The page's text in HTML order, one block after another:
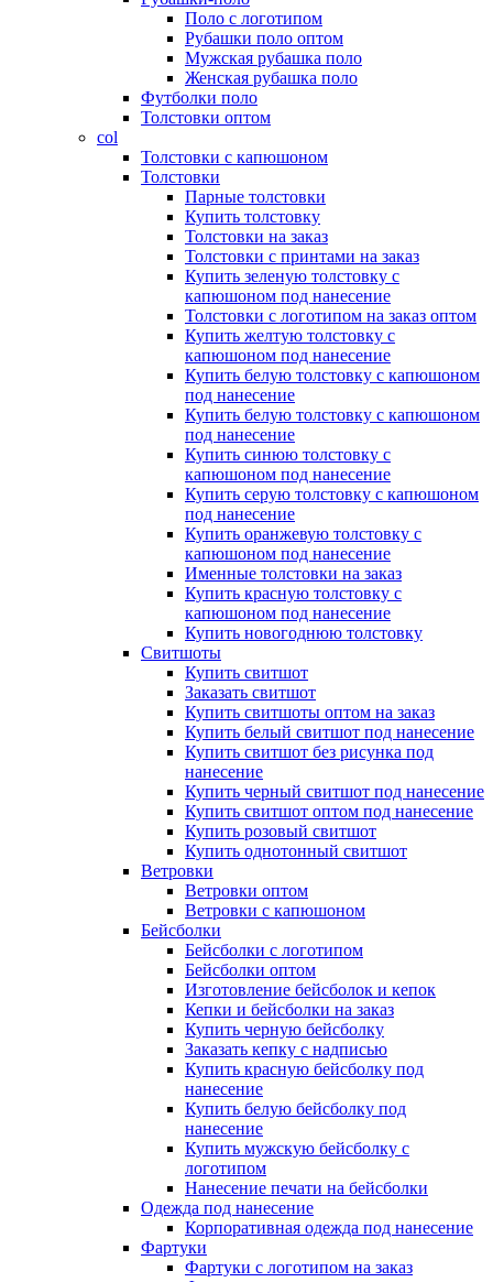
Поло с логотипом
Рубашки поло оптом
Мужская рубашка поло
Женская рубашка поло
Футболки поло
Толстовки оптом
col
Толстовки с капюшоном
Толстовки
Парные толстовки
Купить толстовку
Толстовки на заказ
Толстовки с принтами на заказ
Купить зеленую толстовку с
капюшоном под нанесение
Толстовки с логотипом на заказ оптом
Купить желтую толстовку с
капюшоном под нанесение
Купить белую толстовку с капюшоном
под нанесение
Купить белую толстовку с капюшоном
под нанесение
Купить синюю толстовку с
капюшоном под нанесение
Купить серую толстовку с капюшоном
под нанесение
Купить оранжевую толстовку с
капюшоном под нанесение
Именные толстовки на заказ
Купить красную толстовку с
капюшоном под нанесение
Купить новогоднюю толстовку
Свитшоты
Купить свитшот
Заказать свитшот
Купить свитшоты оптом на заказ
Купить белый свитшот под нанесение
Купить свитшот без рисунка под
нанесение
Купить черный свитшот под нанесение
Купить свитшот оптом под нанесение
Купить розовый свитшот
Купить однотонный свитшот
Ветровки
Ветровки оптом
Ветровки с капюшоном
Бейсболки
Бейсболки с логотипом
Бейсболки оптом
Изготовление бейсболок и кепок
Кепки и бейсболки на заказ
Купить черную бейсболку
Заказать кепку с надписью
Купить красную бейсболку под
нанесение
Купить белую бейсболку под
нанесение
Купить мужскую бейсболку с
логотипом
Нанесение печати на бейсболки
Одежда под нанесение
Корпоративная одежда под нанесение
Фартуки
Фартуки с логотипом на заказ